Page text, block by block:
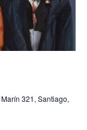
Marín 321, Santiago,